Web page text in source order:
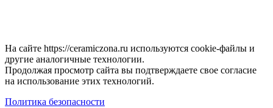
На сайте https://ceramiczona.ru используются coоkie-файлы и
другие аналогичные технологии.
Продолжая просмотр сайта вы подтверждаете свое согласие
на использование этих технологий.
Политика безопасности